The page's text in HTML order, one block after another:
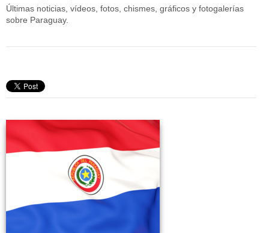
Últimas noticias, vídeos, fotos, chismes, gráficos y fotogalerías
sobre Paraguay.